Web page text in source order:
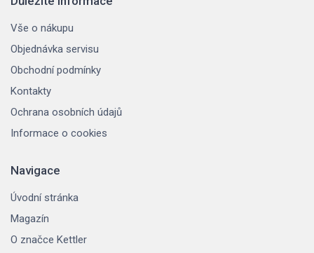
Vše o nákupu
Objednávka servisu
Obchodní podmínky
Kontakty
Ochrana osobních údajů
Informace o cookies
Navigace
Úvodní stránka
Magazín
O značce Kettler